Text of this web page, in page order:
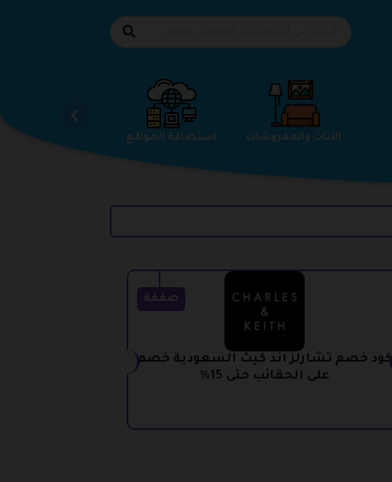
استضافة المواقع الاثاث والمفروشات الاحذية
صفقة
كود خصم تشارلز اند كيث السعودية خصم
على الحقائب حتى 15%